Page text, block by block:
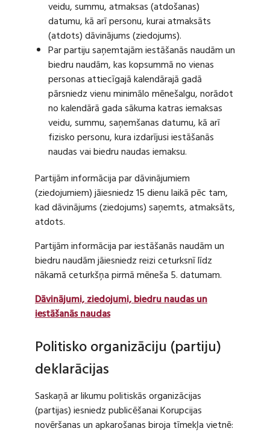
veidu, summu, atmaksas (atdošanas)
datumu, kā arī personu, kurai atmaksāts
(atdots) dāvinājums (ziedojums).
Par partiju saņemtajām iestāšanās naudām un
biedru naudām, kas kopsummā no vienas
personas attiecīgajā kalendārajā gadā
pārsniedz vienu minimālo mēnešalgu, norādot
no kalendārā gada sākuma katras iemaksas
veidu, summu, saņemšanas datumu, kā arī
fizisko personu, kura izdarījusi iestāšanās
naudas vai biedru naudas iemaksu.
Partijām informācija par dāvinājumiem
(ziedojumiem) jāiesniedz 15 dienu laikā pēc tam,
kad dāvinājums (ziedojums) saņemts, atmaksāts,
atdots.
Partijām informācija par iestāšanās naudām un
biedru naudām jāiesniedz reizi ceturksnī līdz
nākamā ceturkšņa pirmā mēneša 5. datumam.
Dāvinājumi, ziedojumi, biedru naudas un
iestāšanās naudas
Politisko organizāciju (partiju)
deklarācijas
Saskaņā ar likumu politiskās organizācijas
(partijas) iesniedz publicēšanai Korupcijas
novēršanas un apkarošanas biroja tīmekļa vietnē: